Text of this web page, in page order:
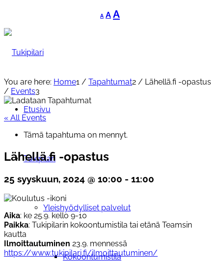
A
Decrease
font
A Reset
font
AIncrease
Etusivu
Tukipilari
Yleishyödylliset palvelut
Kokoontumistila
You are here: Home1 / Tapahtumat2 / Lähellä.fi -opastus
/ Events3
« All Events
Tämä tapahtuma on mennyt.
Lähellä.fi -opastus
25 syyskuun, 2024 @ 10:00 - 11:00
Aika: ke 25.9. kello 9-10
Paikka: Tukipilarin kokoontumistila tai etänä Teamsin
kautta
Ilmoittautuminen 23.9. mennessä
https://www.tukipilari.fi/ilmoittautuminen/